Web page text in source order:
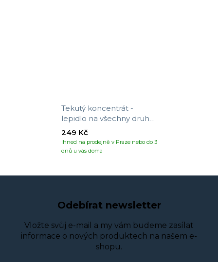
Tekutý koncentrát -
lepidlo na všechny druhy
tapet
Ihned na prodejně v Praze nebo do 3
dnů u vás doma
249 Kč
Odebírat newsletter
Vložte svůj e-mail a my vám budeme zasílat
informace o nových produktech na našem e-
shopu.